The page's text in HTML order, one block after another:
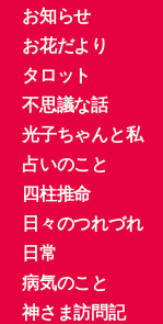
お知らせ
お花だより
タロット
不思議な話
光子ちゃんと私
占いのこと
四柱推命
日々のつれづれ
日常
病気のこと
神さま訪問記